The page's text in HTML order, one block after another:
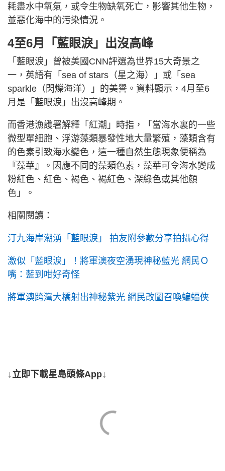
耗盡水中氧氣，或令生物缺氧死亡，影響其他生物，
並惡化海中的污染情況。
4至6月「藍眼淚」出沒高峰
「藍眼淚」曾被美國CNN評選為世界15大奇景之
一，英語有「sea of stars（星之海）」或「sea
sparkle（閃爍海洋）」的美譽。資料顯示，4月至6
月是「藍眼淚」出沒高峰期。
而香港漁護署解釋「紅潮」時指，「當海水裏的一些
微型單細胞、浮游藻類暴發性地大量繁殖，藻類含有
的色素引致海水變色，這一種自然生態現象便稱為
『藻華』。因應不同的藻類色素，藻華可令海水變成
粉紅色、紅色、褐色、褐紅色、深綠色或其他顏
色」。
相關閱讀：
汀九海岸潮湧「藍眼淚」 拍友附參數分享拍攝心得
激似「藍眼淚」！將軍澳夜空湧現神秘藍光 網民Ｏ
嘴：藍到咁好奇怪
將軍澳跨灣大橋射出神秘紫光 網民改圖召喚蝙蝠俠
↓立即下載星島頭條App↓